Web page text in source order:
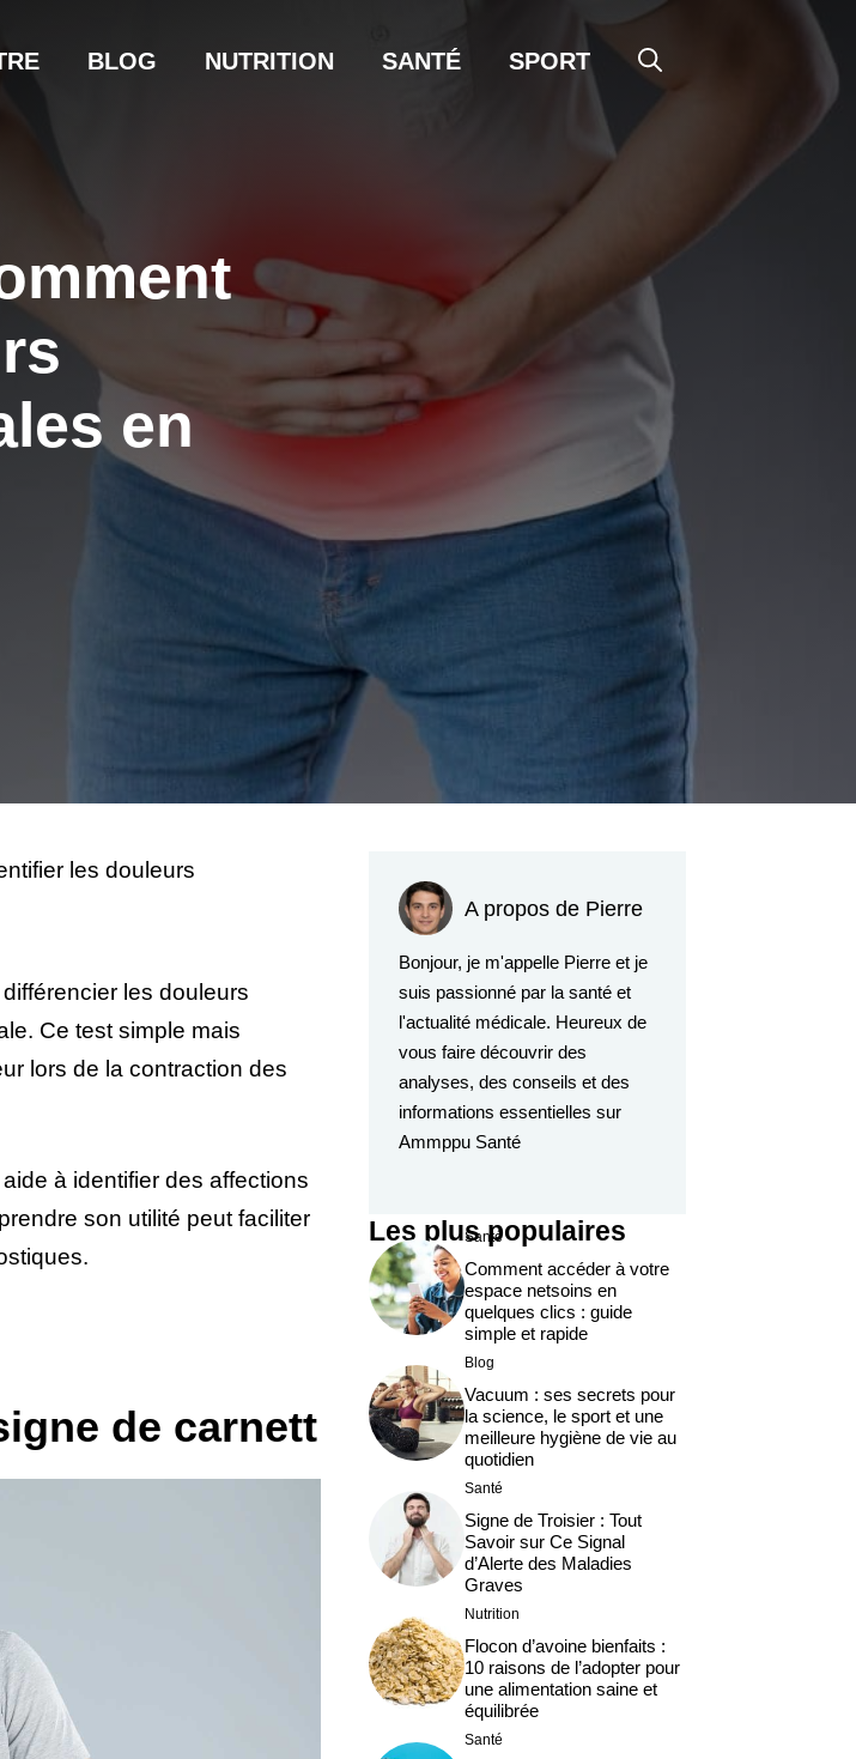
BLOG NUTRITION SANTÉ SPORT
en
les douleurs
les douleurs
Ce test simple mais
lors de la contraction des
à identifier des affections
son utilité peut faciliter
de carnett
A propos de Pierre
Bonjour, je m'appelle Pierre et je
suis passionné par la santé et
l'actualité médicale. Heureux de
vous faire découvrir des
analyses, des conseils et des
informations essentielles sur
Ammppu Santé
Les plus populaires
Santé
Comment accéder à votre
espace netsoins en
quelques clics : guide
simple et rapide
Blog
Vacuum : ses secrets pour
la science, le sport et une
meilleure hygiène de vie au
quotidien
Santé
Signe de Troisier : Tout
Savoir sur Ce Signal
d’Alerte des Maladies
Graves
Nutrition
Flocon d’avoine bienfaits :
10 raisons de l’adopter pour
une alimentation saine et
équilibrée
Santé